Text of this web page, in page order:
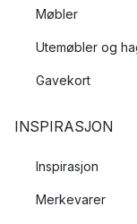
Møbler
Utemøbler og
Gavekort
INSPIRASJON
Inspirasjon
Merkevarer